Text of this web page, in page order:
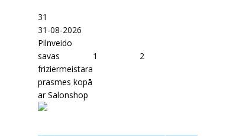
31
31-08-2026
Pilnveido
savas
friziermeistara
prasmes kopā
ar Salonshop
1 2